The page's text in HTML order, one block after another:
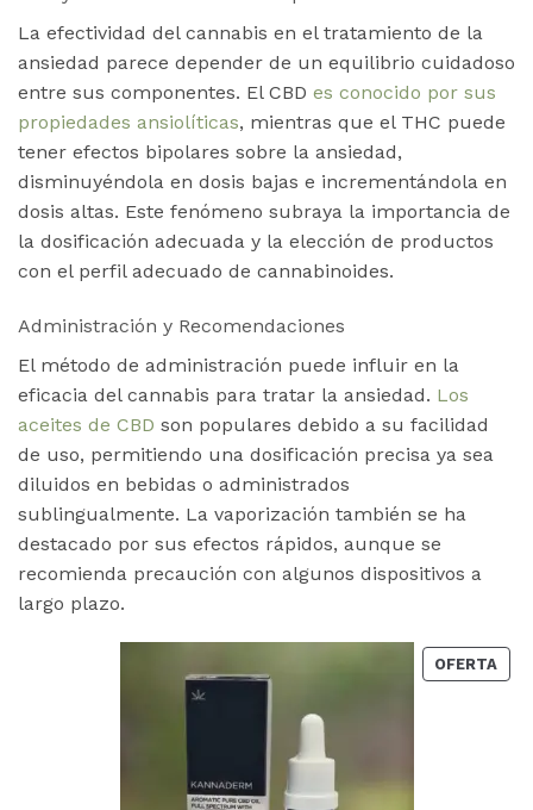
La efectividad del cannabis en el tratamiento de la
ansiedad parece depender de un equilibrio cuidadoso
entre sus componentes. El CBD es conocido por sus
propiedades ansiolíticas, mientras que el THC puede
tener efectos bipolares sobre la ansiedad,
disminuyéndola en dosis bajas e incrementándola en
dosis altas. Este fenómeno subraya la importancia de
la dosificación adecuada y la elección de productos
con el perfil adecuado de cannabinoides​.
Administración y Recomendaciones
El método de administración puede influir en la
eficacia del cannabis para tratar la ansiedad. Los
aceites de CBD son populares debido a su facilidad
de uso, permitiendo una dosificación precisa ya sea
diluidos en bebidas o administrados
sublingualmente. La vaporización también se ha
destacado por sus efectos rápidos, aunque se
recomienda precaución con algunos dispositivos a
largo plazo​.
OFERTA
EN